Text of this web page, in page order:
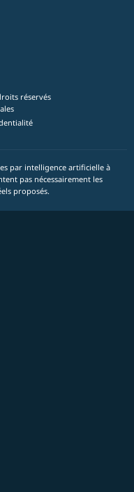
réservés
par intelligence artificielle à
pas nécessairement les
proposés.